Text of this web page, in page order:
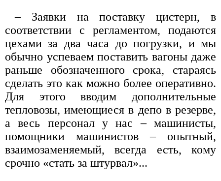
– Заявки на поставку цистерн, в
соответствии с регламентом, подаются
цехами за два часа до погрузки, и мы
обычно успеваем поставить вагоны даже
раньше обозначенного срока, стараясь
сделать это как можно более оперативно.
Для этого вводим дополнительные
тепловозы, имеющиеся в депо в резерве,
а весь персонал у нас – машинисты,
помощники машинистов – опытный,
взаимозаменяемый, всегда есть, кому
срочно «стать за штурвал»...